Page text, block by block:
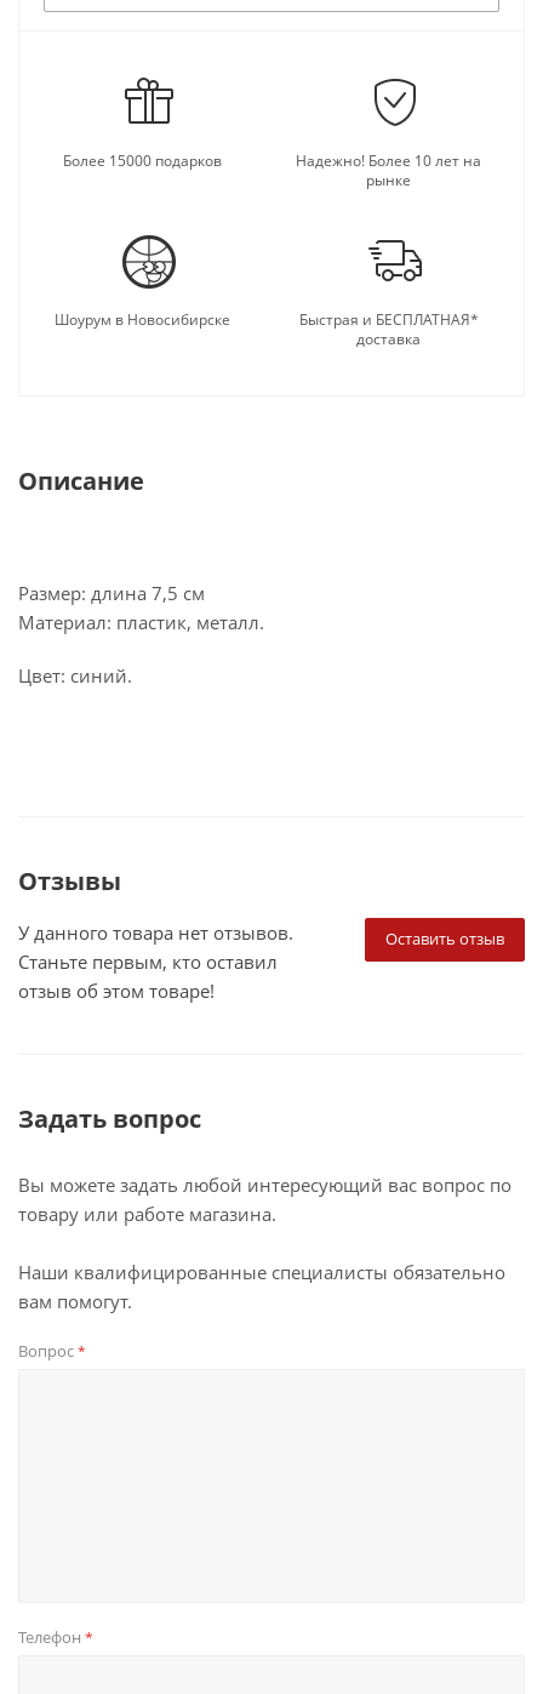
Более 15000 подарков
Надежно! Более 10 лет на
рынке
Шоурум в Новосибирске
Быстрая и БЕСПЛАТНАЯ*
доставка
Описание
Размер: длина 7,5 см
Материал: пластик, металл.
Цвет: синий.
Отзывы
Оставить отзыв
У данного товара нет отзывов.
Станьте первым, кто оставил
отзыв об этом товаре!
Задать вопрос
Вы можете задать любой интересующий вас вопрос по
товару или работе магазина.
Наши квалифицированные специалисты обязательно
вам помогут.
Вопрос*
Телефон *